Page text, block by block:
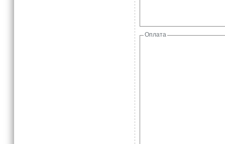
Оплата